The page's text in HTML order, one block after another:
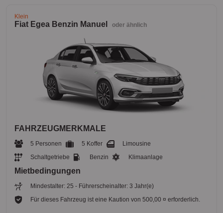
Klein
Fiat Egea Benzin Manuel oder ähnlich
FAHRZEUGMERKMALE
5 Personen 5 Koffer
Limousine
Schaltgetriebe
Benzin Klimaanlage
Mietbedingungen
Mindestalter: 25 - Führerscheinalter: 3 Jahr(e)
Für dieses Fahrzeug ist eine Kaution von 500,00 ¤ erforderlich.